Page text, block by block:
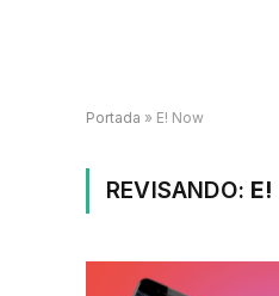
Portada » E! Now
REVISANDO: E!